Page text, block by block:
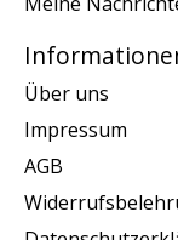
Über uns
Impressum
AGB